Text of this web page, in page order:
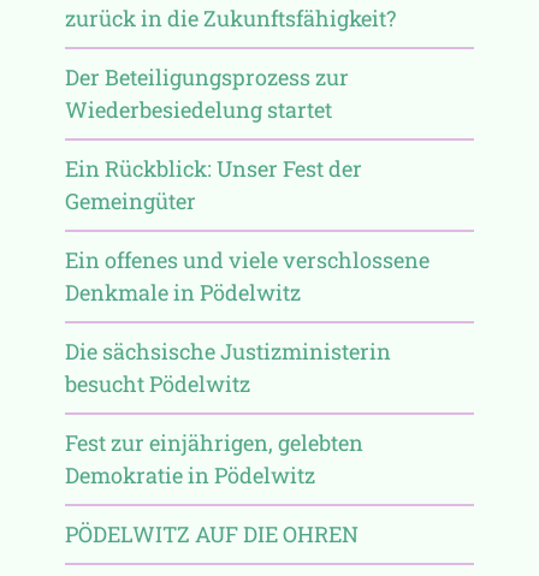
zurück in die Zukunftsfähigkeit?
Der Beteiligungsprozess zur
Wiederbesiedelung startet
Ein Rückblick: Unser Fest der
Gemeingüter
Ein offenes und viele verschlossene
Denkmale in Pödelwitz
Die sächsische Justizministerin
besucht Pödelwitz
Fest zur einjährigen, gelebten
Demokratie in Pödelwitz
PÖDELWITZ AUF DIE OHREN